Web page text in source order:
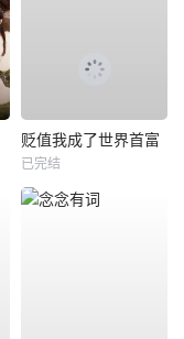
贬值我成了世界首富
已完结